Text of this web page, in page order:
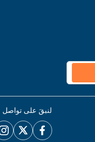
لنبقَ على تواصل